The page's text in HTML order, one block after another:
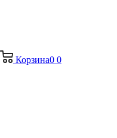
Корзина0 0